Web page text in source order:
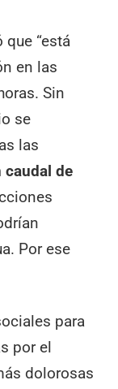
“está
en las
Sin
se
las
caudal de
Por ese
para
por el
dolorosas